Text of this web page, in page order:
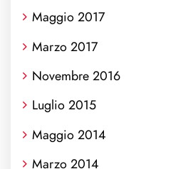
Maggio 2017
Marzo 2017
Novembre 2016
Luglio 2015
Maggio 2014
Marzo 2014